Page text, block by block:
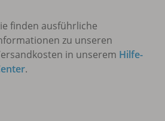
finden ausführliche
zu unseren
in unserem Hilfe-
.